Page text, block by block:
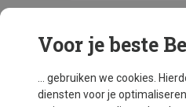
Mogelijk interessant
Voor je beste
... gebruiken we cookies.
diensten voor je